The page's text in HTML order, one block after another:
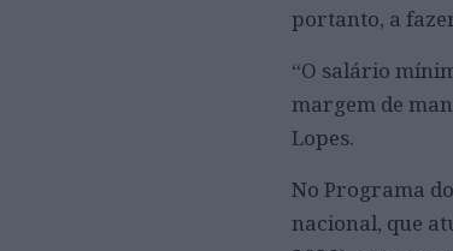
portanto, a
“O salário
margem de
Lopes.
No Programa
nacional, que